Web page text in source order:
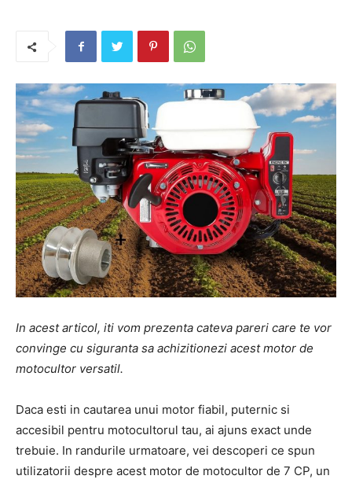
In acest articol, iti vom prezenta cateva pareri care te vor
convinge cu siguranta sa achizitionezi acest motor de
motocultor versatil.
Daca esti in cautarea unui motor fiabil, puternic si
accesibil pentru motocultorul tau, ai ajuns exact unde
trebuie. In randurile urmatoare, vei descoperi ce spun
utilizatorii despre acest motor de motocultor de 7 CP, un